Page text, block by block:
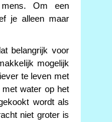
Om een
je alleen maar
belangrijk voor
mogelijk
te leven met
water op het
wordt als
niet groter is